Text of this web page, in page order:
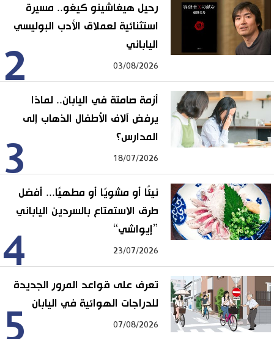
2
رحيل هيغاشينو كيغو.. مسيرة
استثنائية لعملاق الأدب البوليسي
الياباني
03/08/2026
3
أزمة صامتة في اليابان.. لماذا
يرفض آلاف الأطفال الذهاب إلى
المدارس؟
18/07/2026
4
نيئًا أو مشويًا أو مطهيًا... أفضل
طرق الاستمتاع بالسردين الياباني
”إيواشي“
23/07/2026
5
تعرف على قواعد المرور الجديدة
للدراجات الهوائية في اليابان
07/08/2026